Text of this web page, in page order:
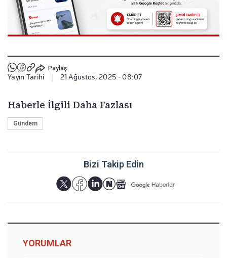
Paylaş
Yayın Tarihi 21 Ağustos, 2025 - 08:07
Haberle İlgili Daha Fazlası
Gündem
Bizi Takip Edin
YORUMLAR